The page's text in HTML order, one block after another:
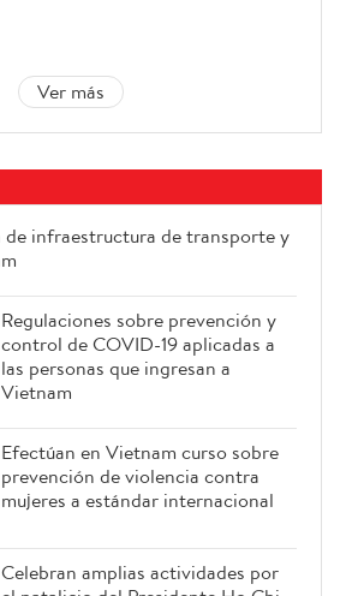
Ver más
Lanzan plataforma de
infraestructura de transporte y
Regulaciones sobre prevención y
control de COVID-19 aplicadas a
Efectúan en Vietnam curso sobre
mujeres a estándar internacional